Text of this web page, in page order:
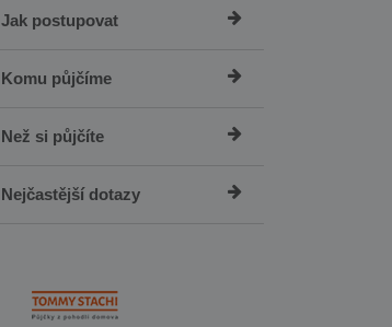
Jak postupovat
Komu půjčíme
Než si půjčíte
Nejčastější dotazy